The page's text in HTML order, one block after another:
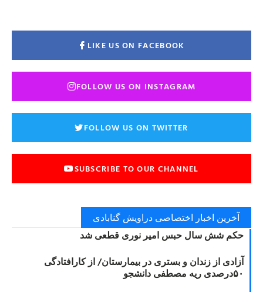
LIKE US ON FACEBOOK
FOLLOW US ON INSTAGRAM
FOLLOW US ON TWITTER
SUBSCRIBE TO OUR CHANNEL
آخرین اخبار اختصاصی دراویش گنابادی
حکم شش سال حبس امیر نوری قطعی شد
آزادی از زندان و بستری در بیمارستان/ از کارافتادگی
۵۰درصدی ریه مصطفی دانشجو